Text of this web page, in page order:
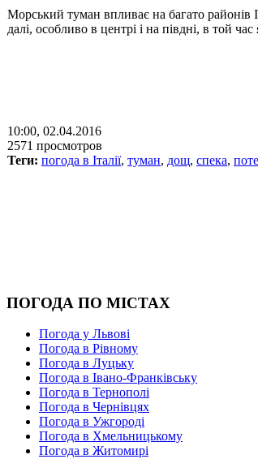
Морський туман впливає на багато районів
далі, особливо в центрі і на півдні, в той
10:00, 02.04.2016
2571 просмотров
Теги: погода в Італії, туман, дощ, спека,
ПОГОДА ПО МІСТАХ
Погода у Львові
Погода в Рівному
Погода в Луцьку
Погода в Івано-Франківську
Погода в Тернополі
Погода в Чернівцях
Погода в Ужгороді
Погода в Хмельницькому
Погода в Житомирі